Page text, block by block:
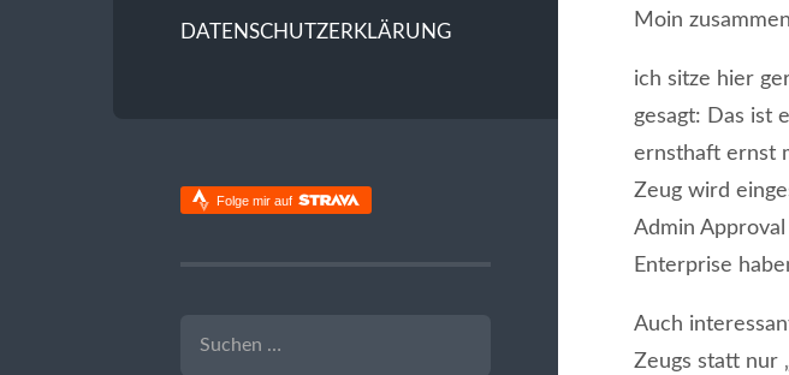
DATENSCHUTZERKLÄRUNG
Folge mir auf
NACH:
Moin
ich sitze hier
gesagt: Das ist
ernsthaft ernst
Zeug wird
Admin
Enterprise
Auch
Zeugs statt nur